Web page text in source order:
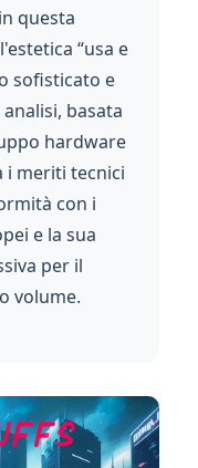
questa
“usa e
sofisticato e
basata
hardware
i meriti tecnici
con i
e la sua
per il
volume.